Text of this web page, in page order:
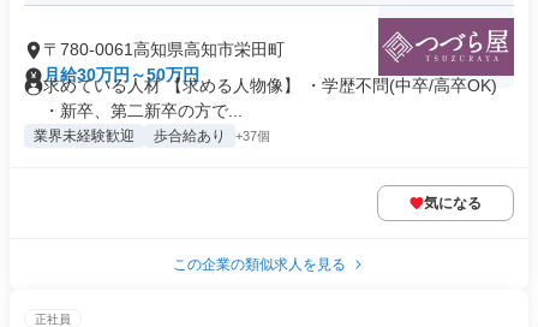
〒780-0061高知県高知市栄田町
月給30万円～50万円
求めている人材 【求める人物像】 ・学歴不問(中卒/高卒OK)
・新卒、第二新卒の方で...
業界未経験歓迎 歩合給あり +37個
気になる
この企業の類似求人を見る
正社員